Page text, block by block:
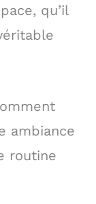
qu’il
ambiance
routine